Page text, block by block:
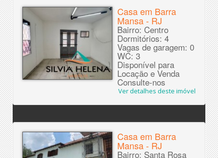
Casa em Barra
Mansa - RJ
Bairro: Centro
Dormitórios: 4
Vagas de garagem: 0
WC: 3
Disponível para
Locação e Venda
Consulte-nos
Ver detalhes deste imóvel
Casa em Barra
Mansa - RJ
Bairro: Santa Rosa